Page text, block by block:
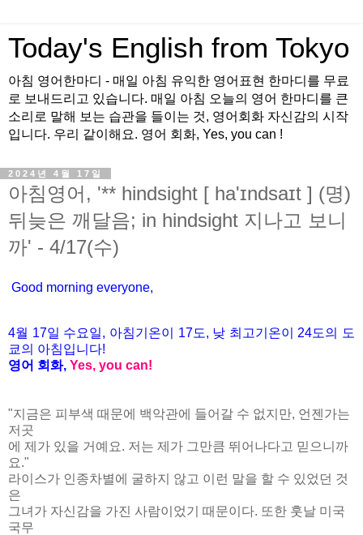
Today's English from Tokyo
아침 영어한마디 - 매일 아침 유익한 영어표현 한마디를 무료
로 보내드리고 있습니다. 매일 아침 오늘의 영어 한마디를 큰
소리로 말해 보는 습관을 들이는 것, 영어회화 자신감의 시작
입니다. 우리 같이해요. 영어 회화, Yes, you can !
2024년 4월 17일
아침영어, '** hindsight [ ha'ɪndsaɪt ] (명)
뒤늦은 깨달음; in hindsight 지나고 보니
까' - 4/17(수)
Good morning everyone,
4월 17일 수요일, 아침기온이 17도, 낮 최고기온이
24도의 도
쿄의 아침입니다!
영어 회화, Yes, you can!
"지금은 피부색 때문에 백악관에 들어갈 수 없지만, 언젠가는
저곳
에 제가 있을 거예요. 저는 제가 그만큼 뛰어나다고 믿으니까
요."
라이스가 인종차별에 굴하지 않고 이런 말을 할 수 있었던 것
은
그녀가 자신감을 가진 사람이었기 때문이다. 또한 훗날 미국
국무